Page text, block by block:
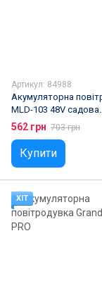
Артикул: 84988
Акумуляторна
MLD-103 48V садова
ветродуйка
562 грн 703 грн
Купити
ХІТ